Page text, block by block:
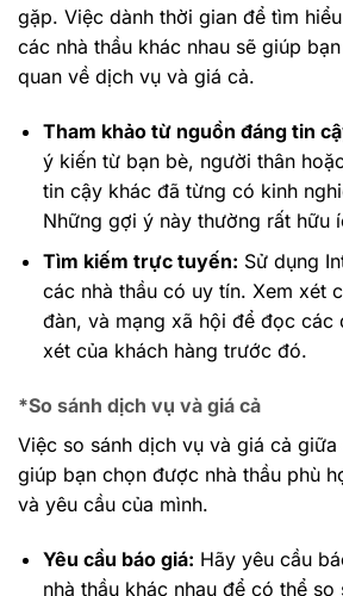
gặp. Việc dành thời gian để tìm
các nhà thầu khác nhau sẽ giúp
quan về dịch vụ và giá cả.
Tham khảo từ nguồn đáng tin
ý kiến từ bạn bè, người thân
tin cậy khác đã từng có kinh
Những gợi ý này thường rất hữu
Tìm kiếm trực tuyến: Sử dụng
các nhà thầu có uy tín. Xem xét
đàn, và mạng xã hội để đọc các
xét của khách hàng trước đó.
*So sánh dịch vụ và giá cả
Việc so sánh dịch vụ và giá cả giữa
giúp bạn chọn được nhà thầu phù
và yêu cầu của mình.
Yêu cầu báo giá: Hãy yêu cầu
nhà thầu khác nhau để có thể so